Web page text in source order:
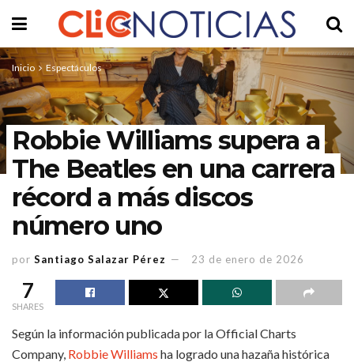
Inicio Espectáculos
Robbie Williams supera a
The Beatles en una carrera
récord a más discos
número uno
por Santiago Salazar Pérez 23 de enero de 2026
7
SHARES
Según la información publicada por la Official Charts
Company, Robbie Williams ha logrado una hazaña histórica